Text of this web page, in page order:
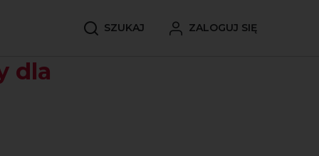
SZUKAJ ZALOGUJ SIĘ
dla